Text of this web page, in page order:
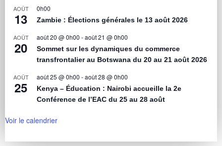
AOÛT
13
0h00
Zambie : Élections générales le 13 août 2026
AOÛT
20
août 20 @ 0h00 -août 21 @ 0h00
Sommet sur les dynamiques du commerce
transfrontalier au Botswana du 20 au 21 août 2026
AOÛT
25
août 25 @ 0h00 -août 28 @ 0h00
Kenya – Éducation : Nairobi accueille la 2e
Conférence de l’EAC du 25 au 28 août
Voir le calendrier